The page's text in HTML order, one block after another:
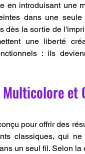
en introduisant une
dans une
dès la sortie de
une liberté
: ils
pour offrir des
classiques, qui
un seul fil. Selon